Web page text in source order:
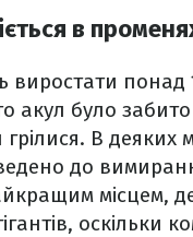
в
виростати понад
акул було
В деяких
до
місцем,
оскільки